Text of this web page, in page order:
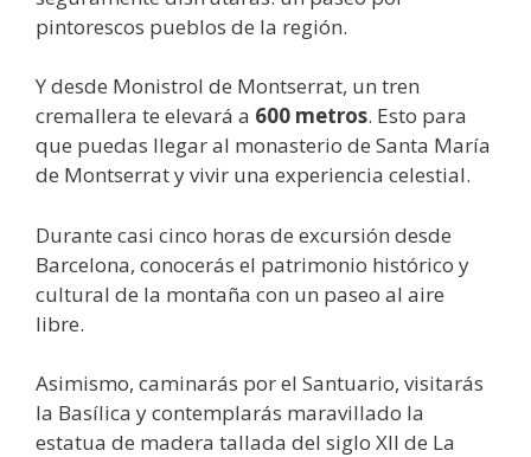
pintorescos pueblos de la región.
Y desde Monistrol de Montserrat, un tren
cremallera te elevará a 600 metros. Esto para
que puedas llegar al monasterio de Santa María
de Montserrat y vivir una experiencia celestial.
Durante casi cinco horas de excursión desde
Barcelona, conocerás el patrimonio histórico y
cultural de la montaña con un paseo al aire
libre.
Asimismo, caminarás por el Santuario, visitarás
la Basílica y contemplarás maravillado la
estatua de madera tallada del siglo XII de La